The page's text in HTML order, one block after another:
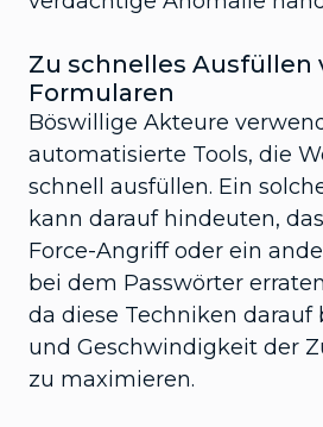
Zu schnelles Ausfüllen
Formularen
Böswillige Akteure
automatisierte Tools, die
schnell ausfüllen. Ein
kann darauf hindeuten,
Force-Angriff oder ein
bei dem Passwörter
da diese Techniken darauf
und Geschwindigkeit der
zu maximieren.